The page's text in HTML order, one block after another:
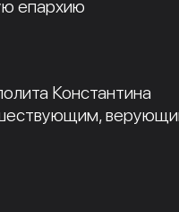
епархию
Константина